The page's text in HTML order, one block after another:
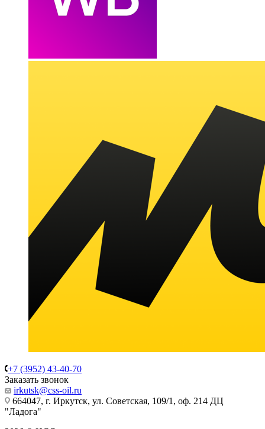
+7 (3952) 43-40-70
Заказать звонок
irkutsk@css-oil.ru
664047, г. Иркутск, ул. Советская, 109/1, оф. 214 ДЦ
"Ладога"